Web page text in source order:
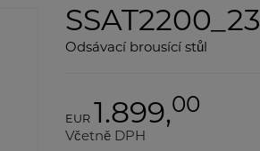
Odsávací brousící stůl
EUR 1.899,00
Včetně DPH